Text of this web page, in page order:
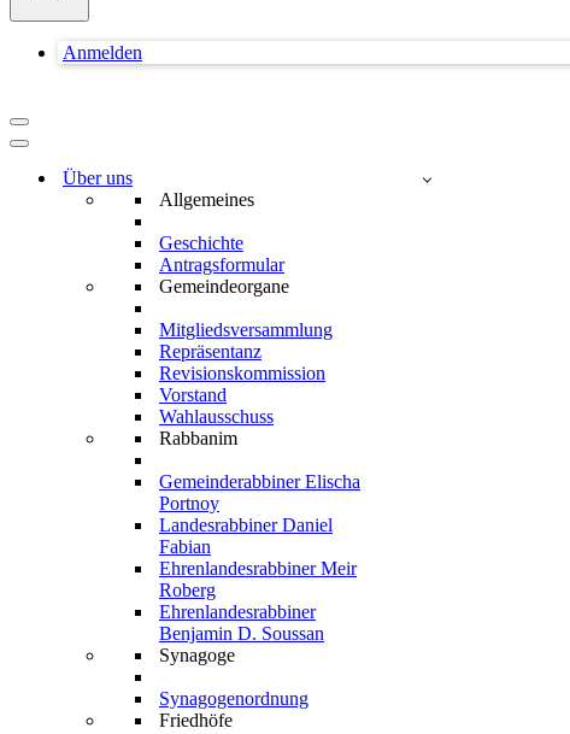
Anmelden
Navigationsmenü
Navigationsmenü
Über uns
Allgemeines
Geschichte
Antragsformular
Gemeindeorgane
Mitgliedsversammlung
Repräsentanz
Revisionskommission
Vorstand
Wahlausschuss
Rabbanim
Gemeinderabbiner Elischa
Portnoy
Landesrabbiner Daniel
Fabian
Ehrenlandesrabbiner Meir
Roberg
Ehrenlandesrabbiner
Benjamin D. Soussan
Synagoge
Synagogenordnung
Friedhöfe